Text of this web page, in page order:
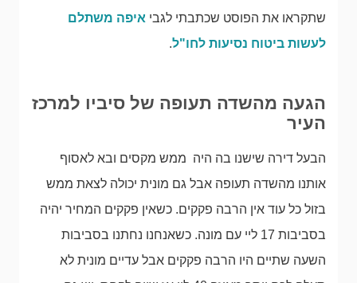
שתקראו את הפוסט שכתבתי לגבי איפה משתלם
לעשות ביטוח נסיעות לחו"ל.
הגעה מהשדה תעופה של סיביו למרכז
העיר
הבעל דירה שישנו בה היה ממש מקסים ובא לאסוף
אותנו מהשדה תעופה אבל גם מונית יכולה לצאת ממש
בזול כל עוד אין הרבה פקקים. כשאין פקקים המחיר יהיה
בסביבות 17 ליי עם מונה. כשאנחנו נחתנו בסביבות
השעה שתיים היו הרבה פקקים אבל עדיים מונית לא